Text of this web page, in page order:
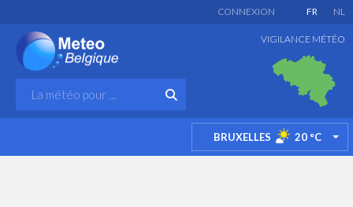
FR NL
CONNEXION
VIGILANCE MÉTÉO
BRUXELLES 20 °C